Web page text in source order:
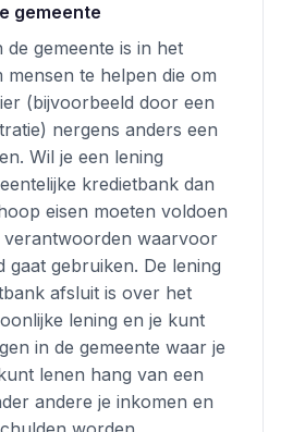
gemeente
gemeente is in het
te helpen die om
(bijvoorbeeld door een
nergens anders een
Wil je een lening
kredietbank dan
eisen moeten voldoen
waarvoor
gaat gebruiken. De lening
afsluit is over het
lening en je kunt
in de gemeente waar je
lenen hang van een
andere je inkomen en